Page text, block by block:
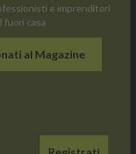
e imprenditori
fuori casa
al Magazine